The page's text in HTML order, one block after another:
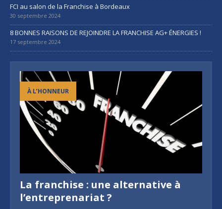
FCI au salon de la Franchise à Bordeaux
30 septembre 2024
8 BONNES RAISONS DE REJOINDRE LA FRANCHISE AG+ ÉNERGIES !
17 septembre 2024
À L’HONNEUR
La franchise : une alternative à
l’entreprenariat ?